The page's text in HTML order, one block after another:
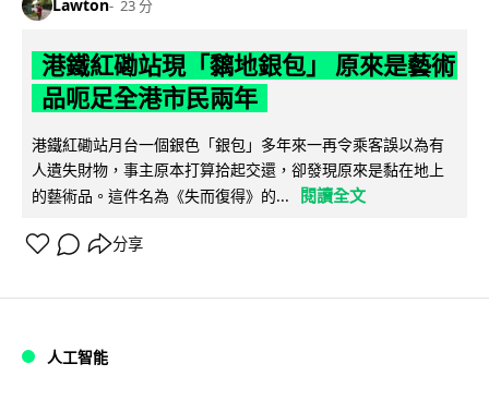
Lawton 23 分
港鐵紅磡站現「黐地銀包」 原來是藝術
品呃足全港市民兩年
港鐵紅磡站月台一個銀色「銀包」多年來一再令乘客誤以為有
人遺失財物，事主原本打算拾起交還，卻發現原來是黏在地上
的藝術品。這件名為《失而復得》的...
閱讀全文
分享
人工智能